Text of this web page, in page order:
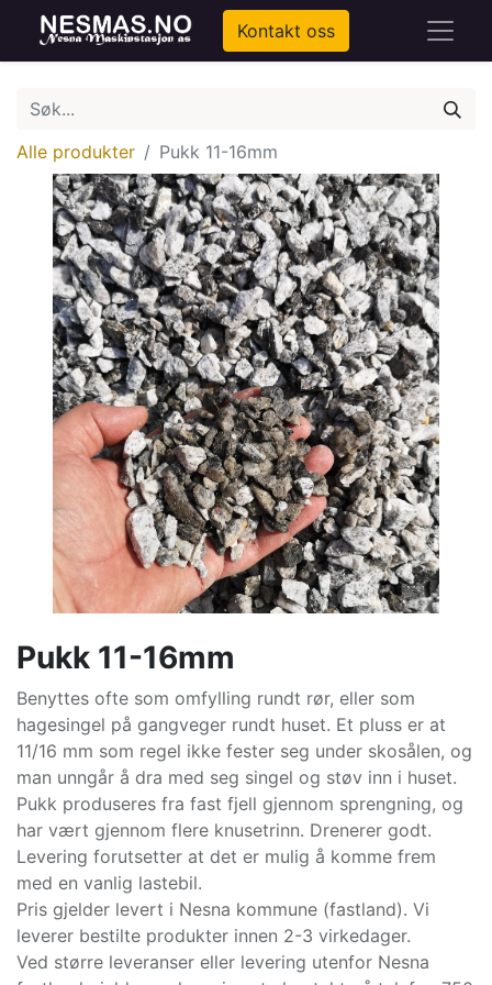
Kontakt oss
Alle produkter Pukk 11-16mm
Pukk 11-16mm
Benyttes ofte som omfylling rundt rør, eller som
hagesingel på gangveger rundt huset. Et pluss er at
11/16 mm som regel ikke fester seg under skosålen, og
man unngår å dra med seg singel og støv inn i huset.
Pukk produseres fra fast fjell gjennom sprengning, og
har vært gjennom flere knusetrinn. Drenerer godt.
Levering forutsetter at det er mulig å komme frem
med en vanlig lastebil.
Pris gjelder levert i Nesna kommune (fastland). Vi
leverer bestilte produkter innen 2-3 virkedager.
Ved større leveranser eller levering utenfor Nesna